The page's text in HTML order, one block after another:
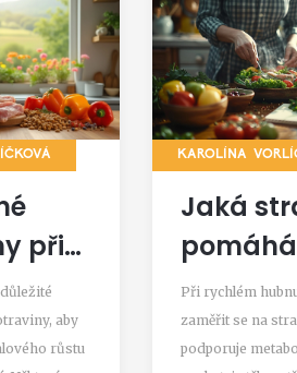
při
a
aby
růstu
KAROLÍNA
Jaká
Při rychlém
zaměřit se na
podporuje